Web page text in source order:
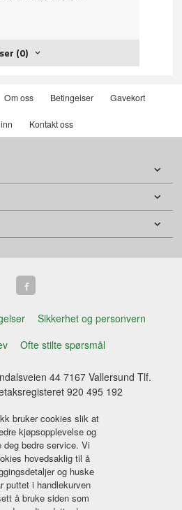
(0)
Om oss Betingelser Gavekort
Kontakt oss
Sikkerhet og personvern
Ofte stilte spørsmål
44 7167 Vallersund Tlf.
920 495 192
bruker cookies slik at
kjøpsopplevelse og
deg bedre service. Vi
hovedsaklig til å
og huske
puttet i handlekurven
å bruke siden som